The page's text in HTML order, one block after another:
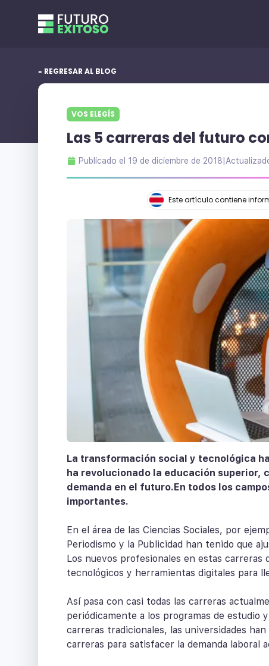
« REGRESAR AL BLOG
VOS ELEGÍS
Las 5 carreras del futuro
Publicado el 19 de diciembre de 2018
Este artículo contiene
La transformación social y tecnológica
ha revolucionado la educación superior,
demanda en el futuro.En todos los
importantes.
En el área de las Ciencias Sociales, por
Periodismo y la Publicidad han tenido que
Los nuevos profesionales en estas
tecnológicos y herramientas digitales para
Así pasa con casi todas las carreras
periódicamente a los programas de estudio
carreras tradicionales, las universidades
carreras para satisfacer la demanda laboral